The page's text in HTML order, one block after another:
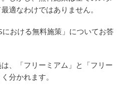
適なわけではありません。
における無料施策」についてお答
、「フリーミアム」と「フリー
分かれます。